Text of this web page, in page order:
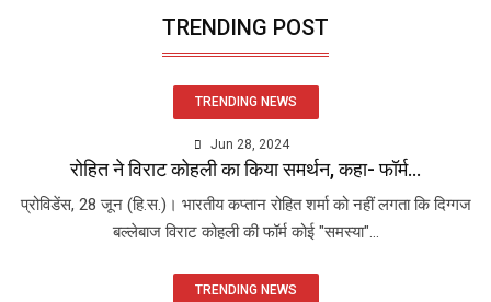
TRENDING POST
TRENDING NEWS
Jun 28, 2024
रोहित ने विराट कोहली का किया समर्थन, कहा- फॉर्म...
प्रोविडेंस, 28 जून (हि.स.)। भारतीय कप्तान रोहित शर्मा को नहीं लगता कि दिग्गज
बल्लेबाज विराट कोहली की फॉर्म कोई "समस्या"...
TRENDING NEWS